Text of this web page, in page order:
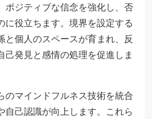
ポジティブな信念を強化し、否
に役立ちます。境界を設定する
と個人のスペースが育まれ、反
発見と感情の処理を促進しま
のマインドフルネス技術を統合
自己認識が向上します。これら